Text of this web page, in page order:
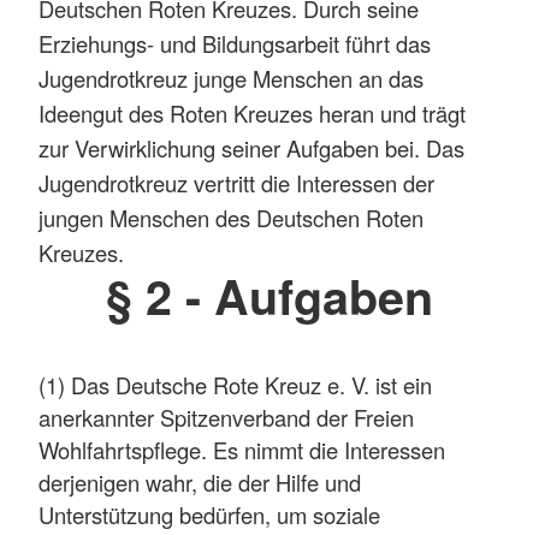
Deutschen Roten Kreuzes. Durch seine
Erziehungs- und Bildungsarbeit führt das
Jugendrotkreuz junge Menschen an das
Ideengut des Roten Kreuzes heran und trägt
zur Verwirklichung seiner Aufgaben bei. Das
Jugendrotkreuz vertritt die Interessen der
jungen Menschen des Deutschen Roten
Kreuzes.
§ 2 - Aufgaben
(1) Das Deutsche Rote Kreuz e. V. ist ein
anerkannter Spitzenverband der Freien
Wohlfahrtspflege. Es nimmt die Interessen
derjenigen wahr, die der Hilfe und
Unterstützung bedürfen, um soziale